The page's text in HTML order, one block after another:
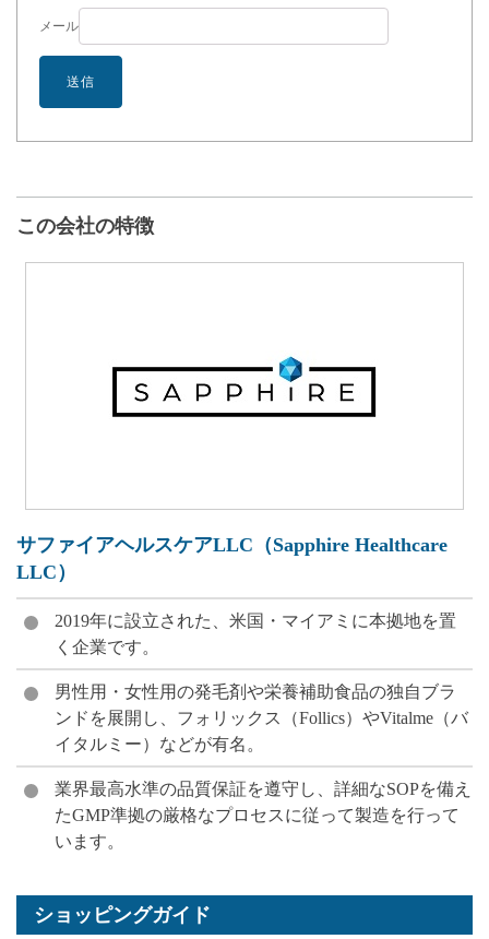
メール
この会社の特徴
サファイアヘルスケアLLC（Sapphire Healthcare
LLC）
2019年に設立された、米国・マイアミに本拠地を置
く企業です。
男性用・女性用の発毛剤や栄養補助食品の独自ブラ
ンドを展開し、フォリックス（Follics）やVitalme（バ
イタルミー）などが有名。
業界最高水準の品質保証を遵守し、詳細なSOPを備え
たGMP準拠の厳格なプロセスに従って製造を行って
います。
ショッピングガイド